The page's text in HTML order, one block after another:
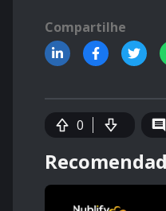
Compartilhe
0